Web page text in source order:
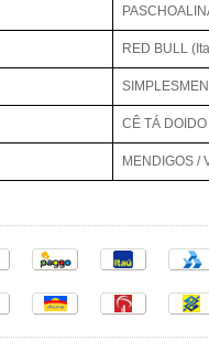
RED BULL
CÊ TÁ
MENDIGOS /